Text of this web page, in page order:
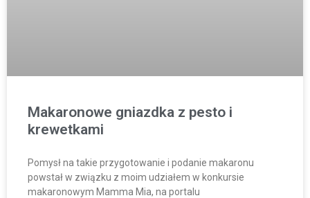
Makaronowe gniazdka z pesto i
krewetkami
Pomysł na takie przygotowanie i podanie makaronu
powstał w związku z moim udziałem w konkursie
makaronowym Mamma Mia, na portalu